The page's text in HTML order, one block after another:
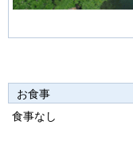
Pr
e
o
u
お食事
食事なし